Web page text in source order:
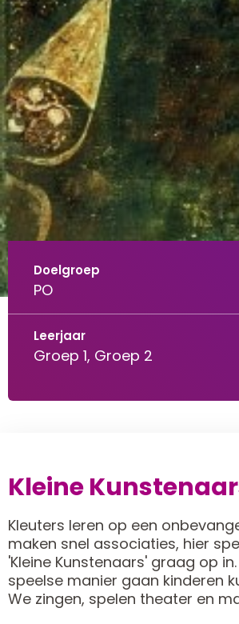
Doelgroep
PO
Leerjaar
Groep 1, Groep 2
Kleine
Kleuters leren op een
maken snel associaties, hier
'Kleine Kunstenaars' graag op
speelse manier gaan kinderen
We zingen, spelen theater en